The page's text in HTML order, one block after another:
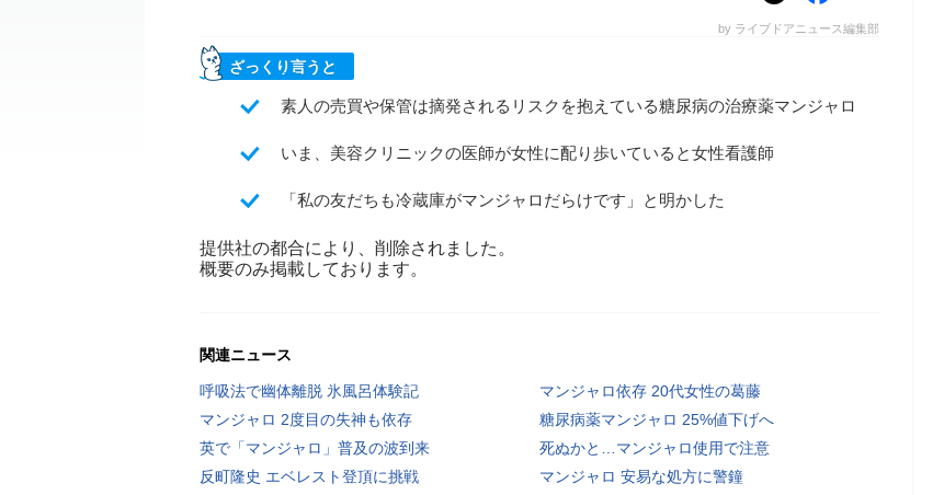
by ライブドアニュース編集部
ざっくり言うと
素人の売買や保管は摘発されるリスクを抱えている糖尿病の治療薬マンジャロ
いま、美容クリニックの医師が女性に配り歩いていると女性看護師
「私の友だちも冷蔵庫がマンジャロだらけです」と明かした
提供社の都合により、削除されました。
概要のみ掲載しております。
関連ニュース
呼吸法で幽体離脱 氷風呂体験記
マンジャロ依存 20代女性の葛藤
マンジャロ 2度目の失神も依存
糖尿病薬マンジャロ 25%値下げへ
英で「マンジャロ」普及の波到来
死ぬかと…マンジャロ使用で注意
反町隆史 エベレスト登頂に挑戦
マンジャロ 安易な処方に警鐘